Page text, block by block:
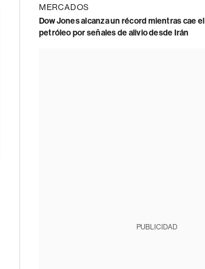
MERCADOS
Dow Jones alcanza un récord mientras cae el
petróleo por señales de alivio desde Irán
PUBLICIDAD